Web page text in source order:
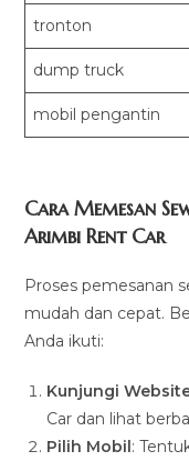
tronton
dump truck
mobil pengantin
Cara Memesan
Arimbi Rent Car
Proses pemesanan
mudah dan cepat.
Anda ikuti:
Kunjungi
Car dan lihat
Pilih Mobil: